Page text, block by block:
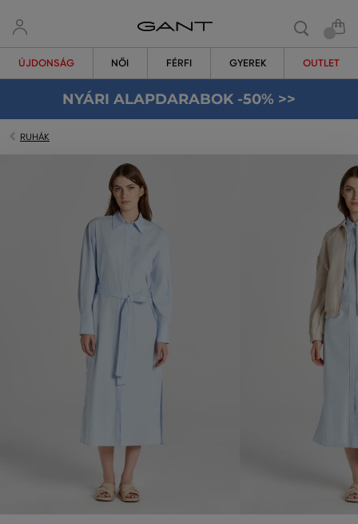
ÚJDONSÁG NŐI FÉRFI GYEREK OUTLET
NYÁRI ALAPDARABOK -50% >>
RUHÁK